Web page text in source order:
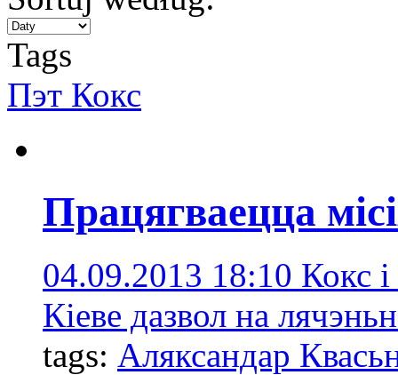
Tags
Пэт Кокс
Працягваецца
04.09.2013 18:10 Кокс
Кіеве дазвол на
tags: Аляксандар